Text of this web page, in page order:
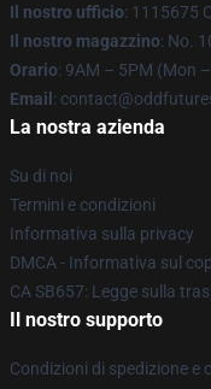
Il nostro ufficio: 1115675
Il nostro magazzino: No.
Orario: 9AM – 5PM (Mon
Email :
La nostra azienda
Su di noi
Termini e condizioni
Informativa sulla privacy
DMCA - Informativa sul
CA SB657: Legge sulla
Il nostro supporto
Condizioni di spedizione e